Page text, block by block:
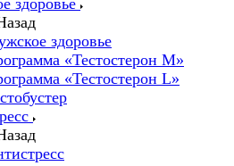
здоровье
здоровье
«Тестостерон M»
«Тестостерон L»